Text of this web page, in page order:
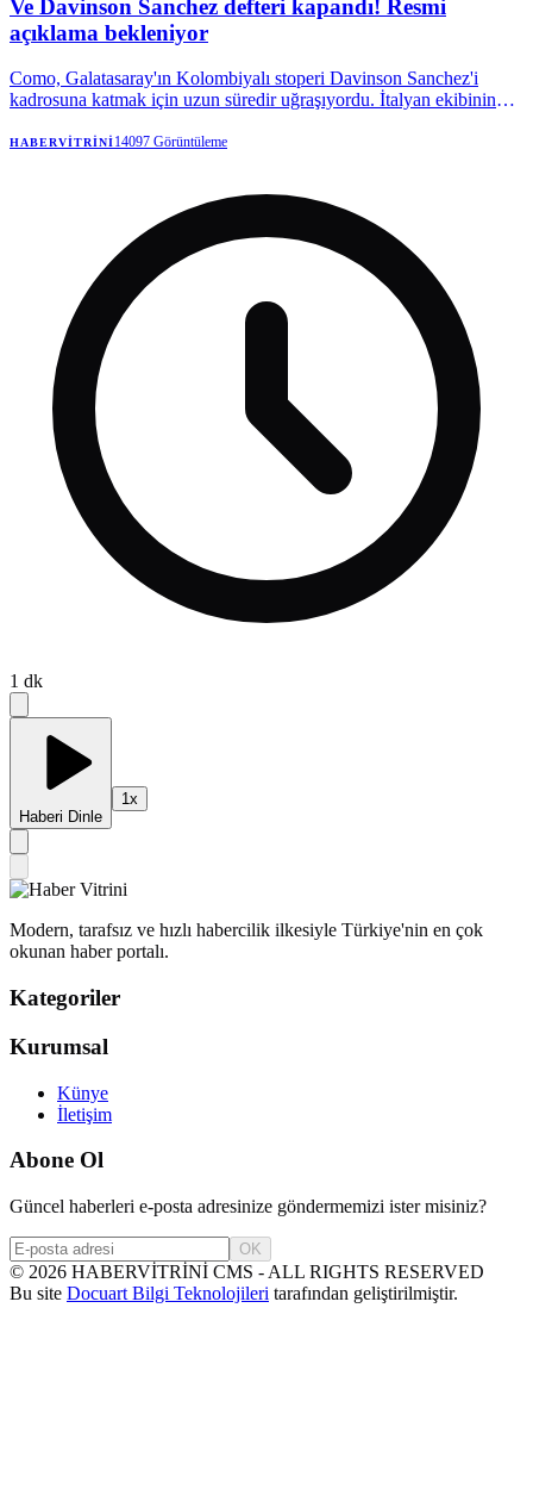
Ve Davinson Sanchez defteri kapandı! Resmi
açıklama bekleniyor
Como, Galatasaray'ın Kolombiyalı stoperi Davinson Sanchez'i
kadrosuna katmak için uzun süredir uğraşıyordu. İtalyan ekibinin
oldu.
HABERVITRINI14097 Görüntüleme
1 dk
Haberi Dinle
1x
Modern, tarafsız ve hızlı habercilik ilkesiyle Türkiye'nin en çok
okunan haber portalı.
Kategoriler
Kurumsal
Künye
İletişim
Abone Ol
Güncel haberleri e-posta adresinize göndermemizi ister misiniz?
OK
© 2026 HABERVİTRİNİ CMS - ALL RIGHTS RESERVED
Bu site Docuart Bilgi Teknolojileri tarafından geliştirilmiştir.